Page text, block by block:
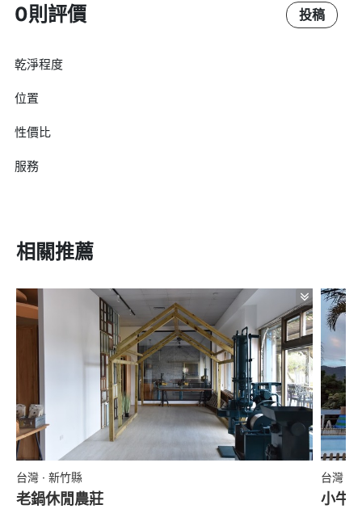
0則評價 投稿
乾淨程度
位置
性價比
服務
相關推薦
台灣 · 新竹縣
老鍋休閒農莊
台灣 ·
小牛